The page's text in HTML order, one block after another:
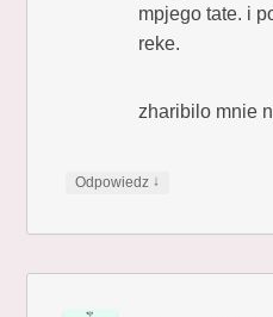
mpjego tate. i
reke.
zharibilo mnie
Odpowiedz ↓